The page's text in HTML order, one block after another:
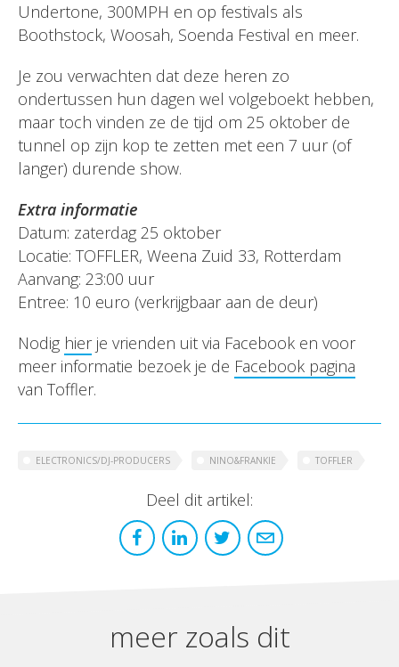
Undertone, 300MPH en op festivals als
Boothstock, Woosah, Soenda Festival en meer.
Je zou verwachten dat deze heren zo
ondertussen hun dagen wel volgeboekt hebben,
maar toch vinden ze de tijd om 25 oktober de
tunnel op zijn kop te zetten met een 7 uur (of
langer) durende show.
Extra informatie
Datum: zaterdag 25 oktober
Locatie: TOFFLER, Weena Zuid 33, Rotterdam
Aanvang: 23:00 uur
Entree: 10 euro (verkrijgbaar aan de deur)
Nodig hierje vrienden uit via Facebook en voor
meer informatie bezoek je de Facebook pagina
van Toffler.
ELECTRONICS/DJ-PRODUCERS NINO&FRANKIE TOFFLER
Deel dit artikel:
meer zoals dit